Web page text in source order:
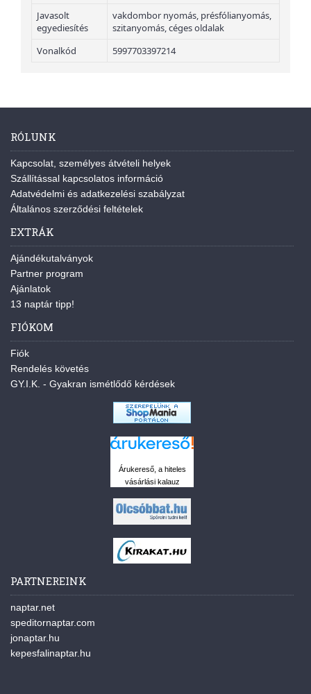
Javasolt
egyediesítés
vakdombor nyomás, présfólianyomás,
szitanyomás, céges oldalak
Vonalkód
5997703397214
RÓLUNK
Kapcsolat, személyes átvételi helyek
Szállítással kapcsolatos információ
Adatvédelmi és adatkezelési szabályzat
Általános szerződési feltételek
EXTRÁK
Ajándékutalványok
Partner program
Ajánlatok
13 naptár tipp!
FIÓKOM
Fiók
Rendelés követés
GY.I.K. - Gyakran ismétlődő kérdések
Árukereső, a hiteles
vásárlási kalauz
PARTNEREINK
naptar.net
speditornaptar.com
jonaptar.hu
kepesfalinaptar.hu